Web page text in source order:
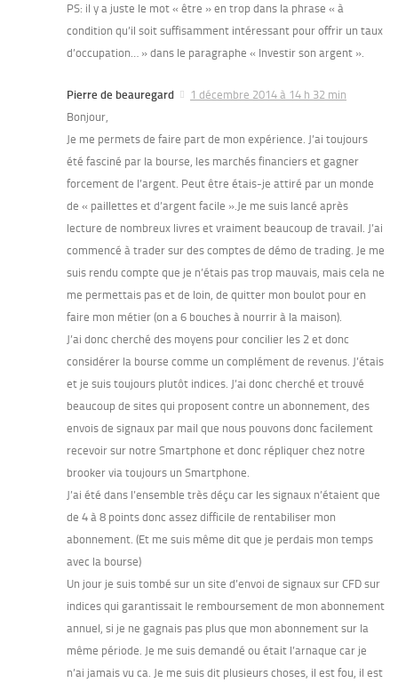
PS: il y a juste le mot « être » en trop dans la phrase « à
condition qu’il soit suffisamment intéressant pour offrir un taux
d’occupation… » dans le paragraphe « Investir son argent ».
Pierre de beauregard
1 décembre 2014 à 14 h 32 min
Bonjour,
Je me permets de faire part de mon expérience. J’ai toujours
été fasciné par la bourse, les marchés financiers et gagner
forcement de l’argent. Peut être étais-je attiré par un monde
de « paillettes et d’argent facile ».Je me suis lancé après
lecture de nombreux livres et vraiment beaucoup de travail. J’ai
commencé à trader sur des comptes de démo de trading. Je me
suis rendu compte que je n’étais pas trop mauvais, mais cela ne
me permettais pas et de loin, de quitter mon boulot pour en
faire mon métier (on a 6 bouches à nourrir à la maison).
J’ai donc cherché des moyens pour concilier les 2 et donc
considérer la bourse comme un complément de revenus. J’étais
et je suis toujours plutôt indices. J’ai donc cherché et trouvé
beaucoup de sites qui proposent contre un abonnement, des
envois de signaux par mail que nous pouvons donc facilement
recevoir sur notre Smartphone et donc répliquer chez notre
brooker via toujours un Smartphone.
J’ai été dans l’ensemble très déçu car les signaux n’étaient que
de 4 à 8 points donc assez difficile de rentabiliser mon
abonnement. (Et me suis même dit que je perdais mon temps
avec la bourse)
Un jour je suis tombé sur un site d’envoi de signaux sur CFD sur
indices qui garantissait le remboursement de mon abonnement
annuel, si je ne gagnais pas plus que mon abonnement sur la
même période. Je me suis demandé ou était l’arnaque car je
n’ai jamais vu ca. Je me suis dit plusieurs choses, il est fou, il est